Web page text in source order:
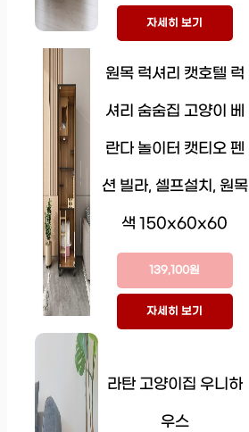
자세히 보기
원목 럭셔리 캣호텔 럭
셔리 숨숨집 고양이 베
란다 놀이터 캣티오 펜
션 빌라, 셀프설치, 원목
색 150x60x60
139,100원
자세히 보기
라탄 고양이집 우니하
우스